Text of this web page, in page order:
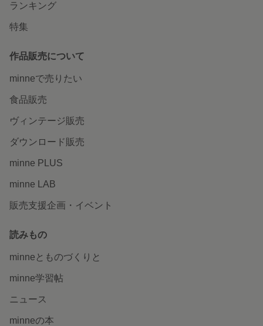
ランキング
特集
作品販売について
minneで売りたい
食品販売
ヴィンテージ販売
ダウンロード販売
minne PLUS
minne LAB
販売支援企画・イベント
読みもの
minneとものづくりと
minne学習帖
ニュース
minneの本